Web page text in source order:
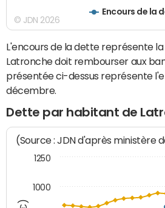
Encours de la
© JDN 2026
L'encours de la dette représente
Latronche doit rembourser aux
présentée ci-dessus représente
décembre.
Dette par habitant de
(Source : JDN d'après ministère
1000
1250